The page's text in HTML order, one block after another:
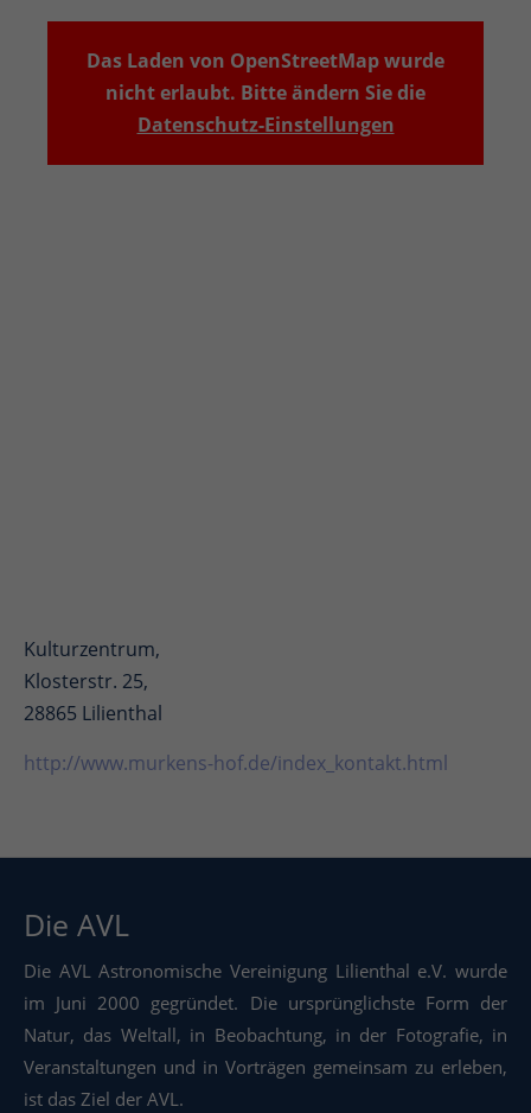
Das Laden von OpenStreetMap wurde
nicht erlaubt. Bitte ändern Sie die
Datenschutz-Einstellungen
Kulturzentrum,
Klosterstr. 25,
28865 Lilienthal
http://www.murkens-hof.de/index_kontakt.html
Die AVL
Die AVL Astronomische Vereinigung Lilienthal e.V. wurde
im Juni 2000 gegründet. Die ursprünglichste Form der
Natur, das Weltall, in Beobachtung, in der Fotografie, in
Veranstaltungen und in Vorträgen gemeinsam zu erleben,
ist das Ziel der AVL.